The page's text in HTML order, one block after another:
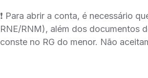
❗ Para abrir a conta, é necessário
RNE/RNM), além dos documentos
conste no RG do menor. Não